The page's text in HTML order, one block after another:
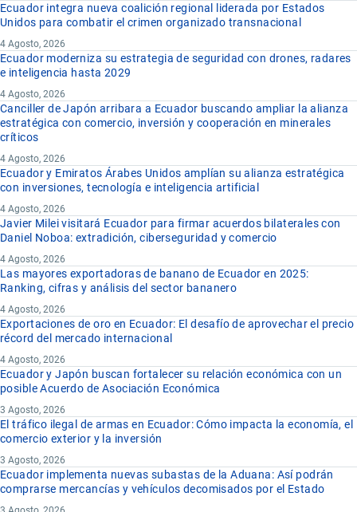
Ecuador integra nueva coalición regional liderada por Estados
Unidos para combatir el crimen organizado transnacional
4 Agosto, 2026
Ecuador moderniza su estrategia de seguridad con drones, radares
e inteligencia hasta 2029
4 Agosto, 2026
Canciller de Japón arribara a Ecuador buscando ampliar la alianza
estratégica con comercio, inversión y cooperación en minerales
críticos
4 Agosto, 2026
Ecuador y Emiratos Árabes Unidos amplían su alianza estratégica
con inversiones, tecnología e inteligencia artificial
4 Agosto, 2026
Javier Milei visitará Ecuador para firmar acuerdos bilaterales con
Daniel Noboa: extradición, ciberseguridad y comercio
4 Agosto, 2026
Las mayores exportadoras de banano de Ecuador en 2025:
Ranking, cifras y análisis del sector bananero
4 Agosto, 2026
Exportaciones de oro en Ecuador: El desafío de aprovechar el precio
récord del mercado internacional
4 Agosto, 2026
Ecuador y Japón buscan fortalecer su relación económica con un
posible Acuerdo de Asociación Económica
3 Agosto, 2026
El tráfico ilegal de armas en Ecuador: Cómo impacta la economía, el
comercio exterior y la inversión
3 Agosto, 2026
Ecuador implementa nuevas subastas de la Aduana: Así podrán
comprarse mercancías y vehículos decomisados por el Estado